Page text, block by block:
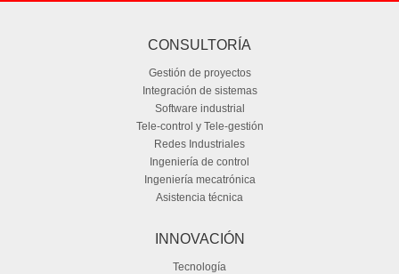
CONSULTORÍA
Gestión de proyectos
Integración de sistemas
Software industrial
Tele-control y Tele-gestión
Redes Industriales
Ingeniería de control
Ingeniería mecatrónica
Asistencia técnica
INNOVACIÓN
Tecnología